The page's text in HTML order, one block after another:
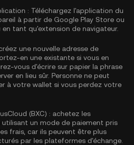
: Téléchargez l'application du
à partir de Google Play Store ou
en tant qu'extension de navigateur.
une nouvelle adresse de
en une existante si vous en
vous d'écrire sur papier la phrase
en lieu sûr. Personne ne peut
à votre wallet si vous perdez votre
(BXC) : achetez les
un mode de paiement pris
frais, car ils peuvent être plus
par les plateformes d'échange.